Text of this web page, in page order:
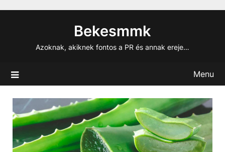
Bekesmmk
Azoknak, akiknek fontos a PR és annak ereje…
Menu